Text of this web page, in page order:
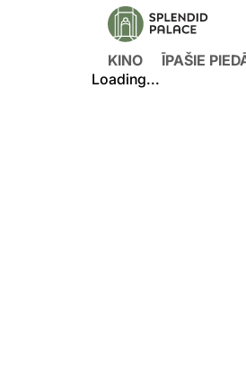
KINO ĪPAŠIE
Loading...